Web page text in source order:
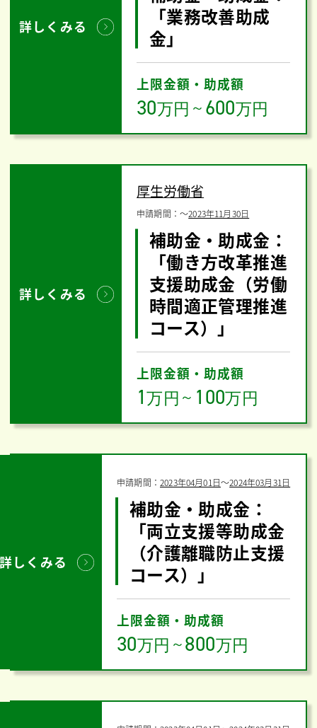
詳しくみる
「業務改善助成
金」
上限金額・助成額
30万円 ～ 600万円
詳しくみる
厚生労働省
申請期間：〜2023年11月30日
補助金・助成金：
「働き方改革推進
支援助成金（労働
時間適正管理推進
コース）」
上限金額・助成額
1万円 ～ 100万円
詳しくみる
申請期間：2023年04月01日〜2024年03月31日
補助金・助成金：
「両立支援等助成金
（介護離職防止支援
コース）」
上限金額・助成額
30万円 ～800万円